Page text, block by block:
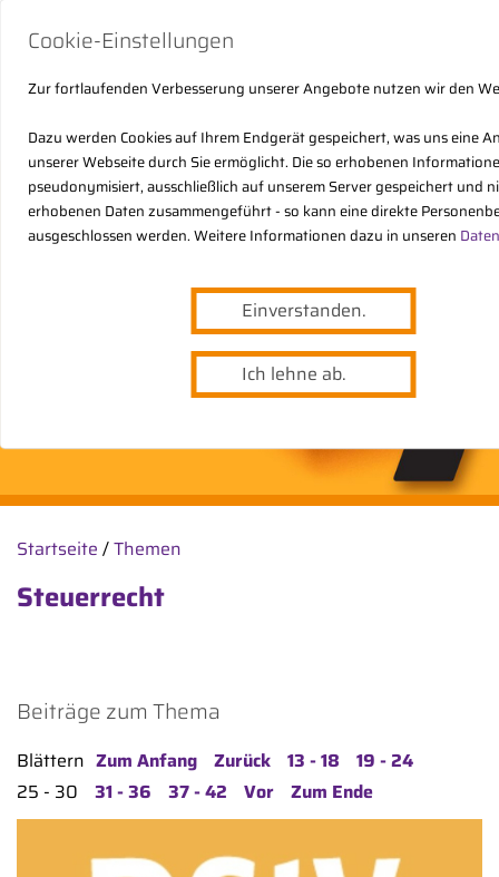
Cookie-Einstellungen
Zur fortlaufenden Verbesserung unserer Angebote nutzen wir den
Dazu werden Cookies auf Ihrem Endgerät gespeichert, was uns eine
unserer Webseite durch Sie ermöglicht. Die so erhobenen
pseudonymisiert, ausschließlich auf unserem Server gespeichert und
erhobenen Daten zusammengeführt - so kann eine direkte
ausgeschlossen werden. Weitere Informationen dazu in unseren
Einverstanden.
Ich lehne ab.
Startseite /Themen
Steuerrecht
Beiträge zum Thema
Blättern Zum Anfang Zurück 13 - 18
19 - 24
25 - 30
31 - 36 37 - 42 Vor Zum Ende